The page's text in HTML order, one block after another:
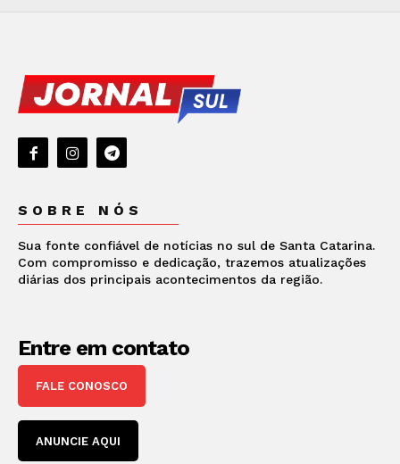
SOBRE NÓS
Sua fonte confiável de notícias no sul de Santa Catarina.
Com compromisso e dedicação, trazemos atualizações
diárias dos principais acontecimentos da região.
Entre em contato
FALE CONOSCO
ANUNCIE AQUI